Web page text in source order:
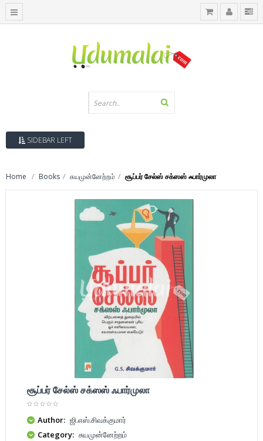
SIDEBAR LEFT
Home Books சுயமுன்னேற்றம் சூப்பர் சேல்ஸ் சக்ஸஸ் ஃபார்முலா
சூப்பர் சேல்ஸ் சக்ஸஸ் ஃபார்முலா
Author: ஜி.எஸ்.சிவக்குமார்
Category: சுயமுன்னேற்றம்